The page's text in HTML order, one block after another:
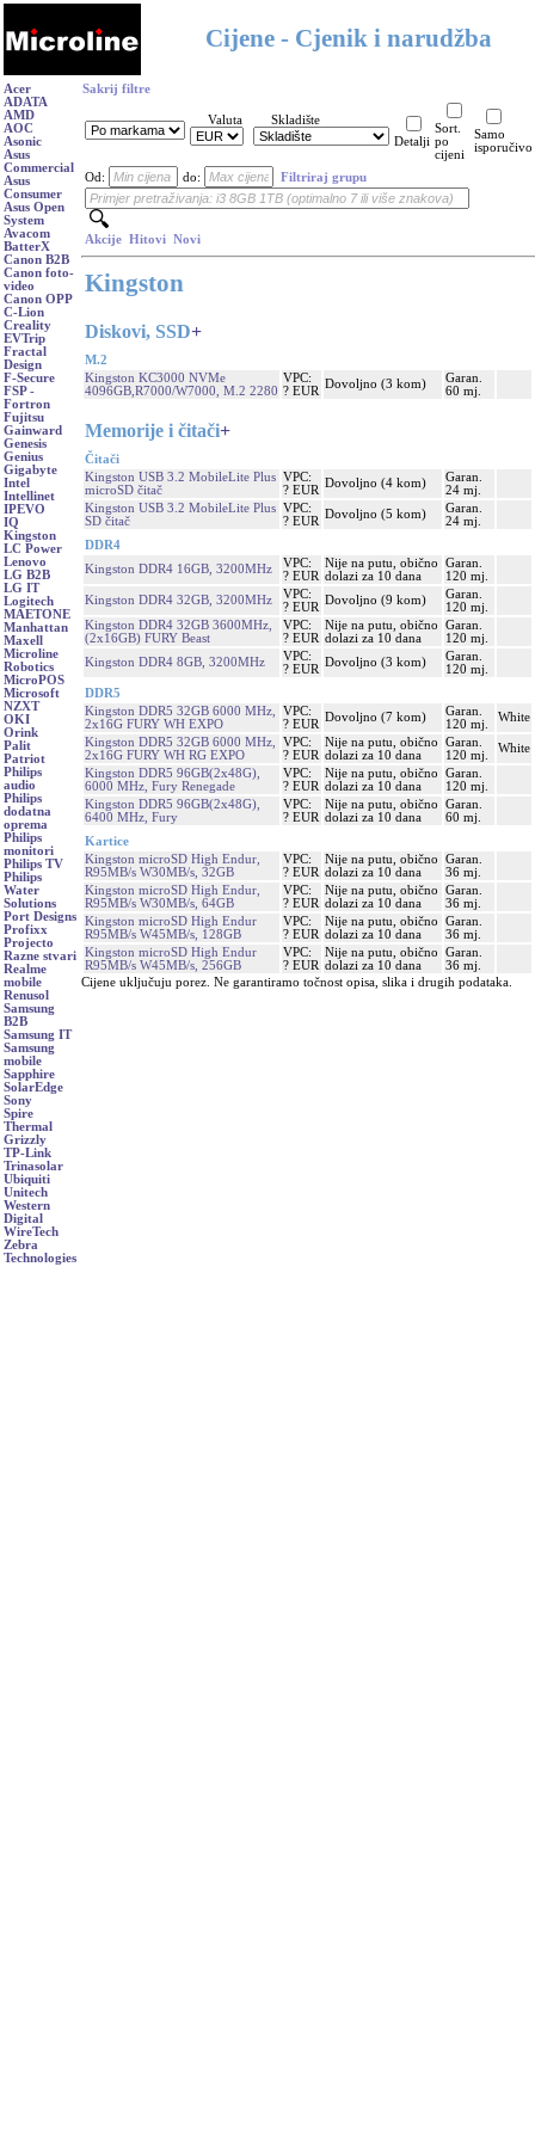
Cijene - Cjenik i narudžba
Acer
ADATA
AMD
AOC
Asonic
Asus
Commercial
Asus
Consumer
Asus Open
System
Avacom
BatterX
Canon B2B
Canon foto-
video
Canon OPP
C-Lion
Creality
EVTrip
Fractal
Design
F-Secure
FSP -
Fortron
Fujitsu
Gainward
Genesis
Genius
Gigabyte
Intel
Intellinet
IPEVO
IQ
Kingston
LC Power
Lenovo
LG B2B
LG IT
Logitech
MAETONE
Manhattan
Maxell
Microline
Robotics
MicroPOS
Microsoft
NZXT
OKI
Orink
Palit
Patriot
Philips
audio
Philips
dodatna
oprema
Philips
monitori
Philips TV
Philips
Water
Solutions
Port Designs
Profixx
Projecto
Razne stvari
Realme
mobile
Renusol
Samsung
B2B
Samsung IT
Samsung
mobile
Sapphire
SolarEdge
Sony
Spire
Thermal
Grizzly
TP-Link
Trinasolar
Ubiquiti
Unitech
Western
Digital
WireTech
Zebra
Technologies
Sakrij filtre
Valuta
Skladište
Detalji
Sort.
po
cijeni
Samo
isporučivo
Od: do: Filtriraj grupu
Akcije Hitovi Novi
Kingston
Diskovi, SSD+
M.2
Kingston KC3000 NVMe
4096GB,R7000/W7000, M.2 2280
VPC:
? EUR
Dovoljno (3 kom)
Garan.
60 mj.
Memorije i čitači+
Čitači
Kingston USB 3.2 MobileLite Plus
microSD čitač
VPC:
? EUR
Dovoljno (4 kom)
Garan.
24 mj.
Kingston USB 3.2 MobileLite Plus
SD čitač
VPC:
? EUR
Dovoljno (5 kom)
Garan.
24 mj.
DDR4
Kingston DDR4 16GB, 3200MHz
VPC:
? EUR
Nije na putu, obično
dolazi za 10 dana
Garan.
120 mj.
Kingston DDR4 32GB, 3200MHz
VPC:
? EUR
Dovoljno (9 kom)
Garan.
120 mj.
Kingston DDR4 32GB 3600MHz,
(2x16GB) FURY Beast
VPC:
? EUR
Nije na putu, obično
dolazi za 10 dana
Garan.
120 mj.
Kingston DDR4 8GB, 3200MHz
VPC:
? EUR
Dovoljno (3 kom)
Garan.
120 mj.
DDR5
Kingston DDR5 32GB 6000 MHz,
2x16G FURY WH EXPO
VPC:
? EUR
Dovoljno (7 kom)
Garan.
120 mj.
White
Kingston DDR5 32GB 6000 MHz,
2x16G FURY WH RG EXPO
VPC:
? EUR
Nije na putu, obično
dolazi za 10 dana
Garan.
120 mj.
White
Kingston DDR5 96GB(2x48G),
6000 MHz, Fury Renegade
VPC:
? EUR
Nije na putu, obično
dolazi za 10 dana
Garan.
120 mj.
Kingston DDR5 96GB(2x48G),
6400 MHz, Fury
VPC:
? EUR
Nije na putu, obično
dolazi za 10 dana
Garan.
60 mj.
Kartice
Kingston microSD High Endur,
R95MB/s W30MB/s, 32GB
VPC:
? EUR
Nije na putu, obično
dolazi za 10 dana
Garan.
36 mj.
Kingston microSD High Endur,
R95MB/s W30MB/s, 64GB
VPC:
? EUR
Nije na putu, obično
dolazi za 10 dana
Garan.
36 mj.
Kingston microSD High Endur
R95MB/s W45MB/s, 128GB
VPC:
? EUR
Nije na putu, obično
dolazi za 10 dana
Garan.
36 mj.
Kingston microSD High Endur
R95MB/s W45MB/s, 256GB
VPC:
? EUR
Nije na putu, obično
dolazi za 10 dana
Garan.
36 mj.
Cijene uključuju porez. Ne garantiramo točnost opisa, slika i drugih podataka.